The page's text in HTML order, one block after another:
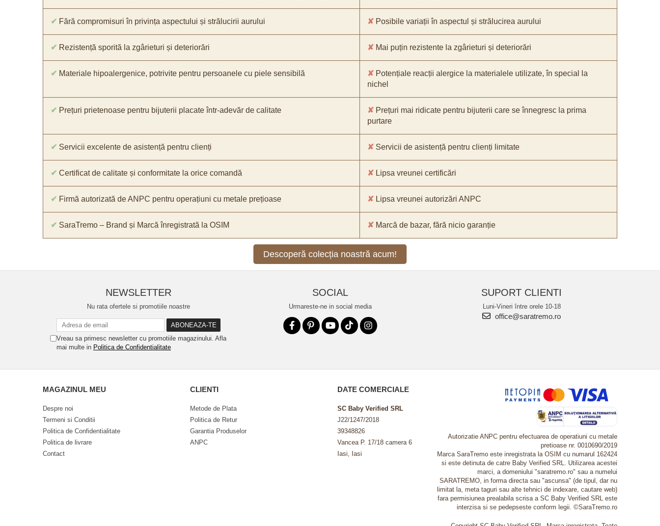
✔ Fără compromisuri în privința aspectului și strălucirii aurului ✘ Posibile variații în aspectul și strălucirea aurului
✔ Rezistență sporită la zgârieturi și deteriorări ✘ Mai puțin rezistente la zgârieturi și deteriorări
✔ Materiale hipoalergenice, potrivite pentru persoanele cu piele sensibilă ✘ Potențiale reacții alergice la materialele utilizate, în special la
nichel
✔ Prețuri prietenoase pentru bijuterii placate într-adevăr de calitate ✘ Prețuri mai ridicate pentru bijuterii care se înnegresc la prima
purtare
✔ Servicii excelente de asistență pentru clienți ✘ Servicii de asistență pentru clienți limitate
✔ Certificat de calitate și conformitate la orice comandă ✘ Lipsa vreunei certificări
✔ Firmă autorizată de ANPC pentru operațiuni cu metale prețioase ✘ Lipsa vreunei autorizări ANPC
✔ SaraTremo – Brand și Marcă înregistrată la OSIM ✘ Marcă de bazar, fără nicio garanție
Descoperă colecția noastră acum!
NEWSLETTER
Nu rata ofertele si promotiile noastre
Vreau sa primesc newsletter cu promotiile magazinului. Afla
mai multe in Politica de Confidentialitate
SOCIAL
Urmareste-ne in social media
SUPORT CLIENTI
Luni-Vineri între orele 10-18
office@saratremo.ro
MAGAZINUL MEU
Despre noi
Termeni si Conditii
Politica de Confidentialitate
Politica de livrare
Contact
CLIENTI
Metode de Plata
Politica de Retur
Garantia Produselor
ANPC
DATE COMERCIALE
SC Baby Verified SRL
J22/1247/2018
39348826
Vancea P. 17/18 camera 6
Iasi, Iasi
Autorizatie ANPC pentru efectuarea de operatiuni cu metale
pretioase nr. 0010690/2019
Marca SaraTremo este inregistrata la OSIM cu numarul 162424
si este detinuta de catre Baby Verified SRL. Utilizarea acestei
marci, a domeniului "saratremo.ro" sau a numelui
SARATREMO, in forma directa sau "ascunsa" (de tipul, dar nu
limitat la, meta taguri sau alte tehnici de indexare, cautare web)
fara permisiunea prealabila scrisa a SC Baby Verified SRL este
interzisa si se pedepseste conform legii. ©SaraTremo.ro